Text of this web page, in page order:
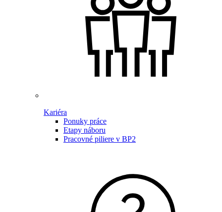
Kariéra
Ponuky práce
Etapy náboru
Pracovné piliere v BP2